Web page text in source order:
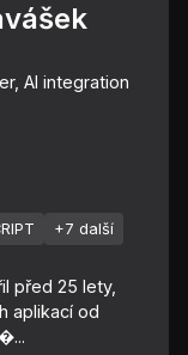
AI integration
+7 další
před 25 lety,
aplikací od